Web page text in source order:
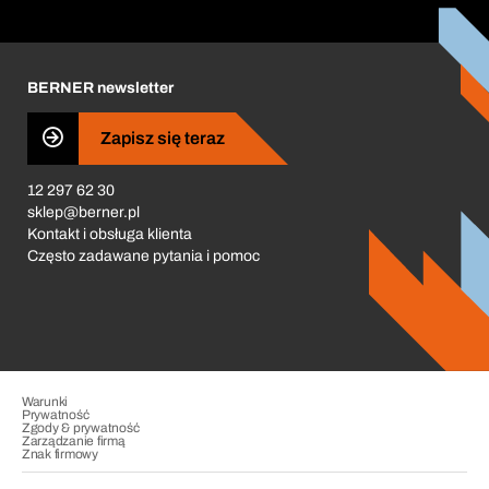
Business Conduct
BERNER newsletter
Zapisz się teraz
12 297 62 30
sklep@berner.pl
Kontakt i obsługa klienta
Często zadawane pytania i pomoc
Warunki
Prywatność
Zgody & prywatność
Zarządzanie firmą
Znak firmowy